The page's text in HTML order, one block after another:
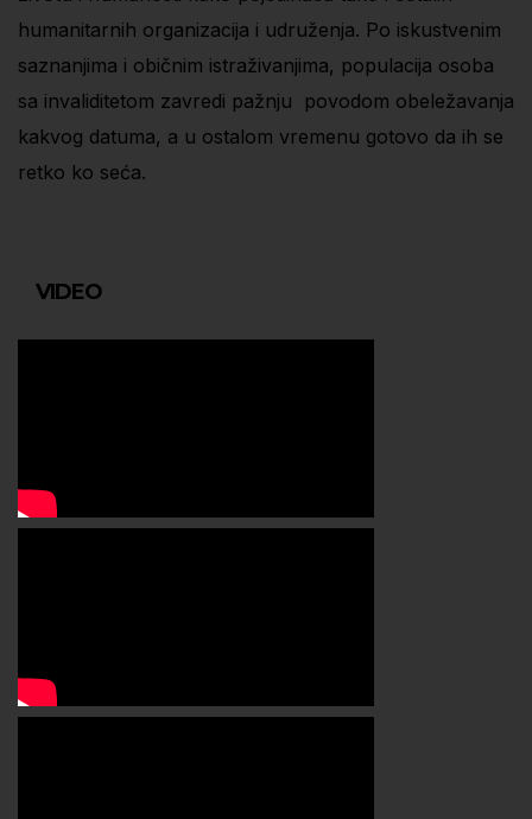
humanitarnih organizacija i udruženja. Po iskustvenim
saznanjima i običnim istraživanjima, populacija osoba
sa invaliditetom zavredi pažnju povodom obeležavanja
kakvog datuma, a u ostalom vremenu gotovo da ih se
retko ko seća.
VIDEO